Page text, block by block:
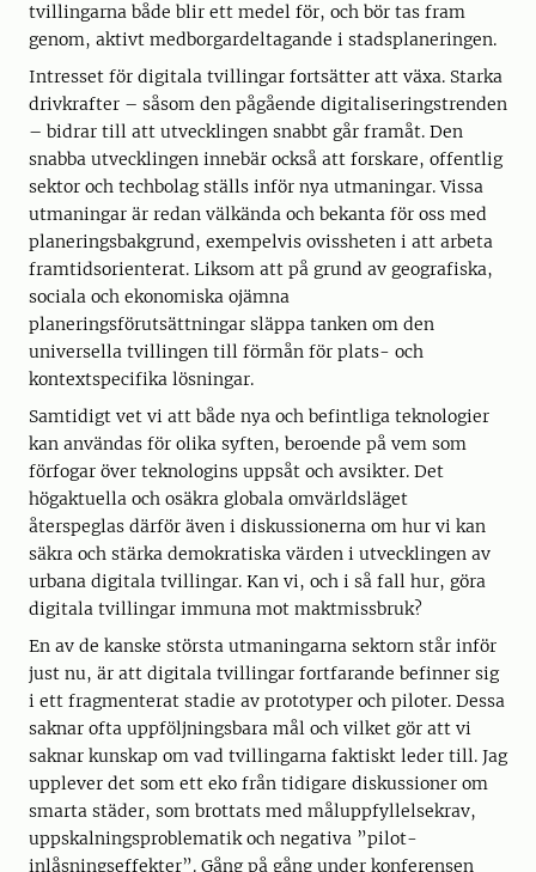
tvillingarna både blir ett medel för, och bör tas fram
genom, aktivt medborgardeltagande i stadsplaneringen.
Intresset för digitala tvillingar fortsätter att växa. Starka
drivkrafter – såsom den pågående digitaliseringstrenden
– bidrar till att utvecklingen snabbt går framåt. Den
snabba utvecklingen innebär också att forskare, offentlig
sektor och techbolag ställs inför nya utmaningar. Vissa
utmaningar är redan välkända och bekanta för oss med
planeringsbakgrund, exempelvis ovissheten i att arbeta
framtidsorienterat. Liksom att på grund av geografiska,
sociala och ekonomiska ojämna
planeringsförutsättningar släppa tanken om den
universella tvillingen till förmån för plats- och
kontextspecifika lösningar.
Samtidigt vet vi att både nya och befintliga teknologier
kan användas för olika syften, beroende på vem som
förfogar över teknologins uppsåt och avsikter. Det
högaktuella och osäkra globala omvärldsläget
återspeglas därför även i diskussionerna om hur vi kan
säkra och stärka demokratiska värden i utvecklingen av
urbana digitala tvillingar. Kan vi, och i så fall hur, göra
digitala tvillingar immuna mot maktmissbruk?
En av de kanske största utmaningarna sektorn står inför
just nu, är att digitala tvillingar fortfarande befinner sig
i ett fragmenterat stadie av prototyper och piloter. Dessa
saknar ofta uppföljningsbara mål och vilket gör att vi
saknar kunskap om vad tvillingarna faktiskt leder till. Jag
upplever det som ett eko från tidigare diskussioner om
smarta städer, som brottats med måluppfyllelsekrav,
uppskalningsproblematik och negativa ”pilot-
inlåsningseffekter”. Gång på gång under konferensen